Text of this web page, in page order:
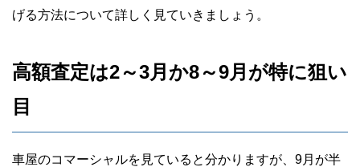
げる方法について詳しく見ていきましょう。
高額査定は2～3月か8～9月が特に狙い
目
車屋のコマーシャルを見ていると分かりますが、9月が半